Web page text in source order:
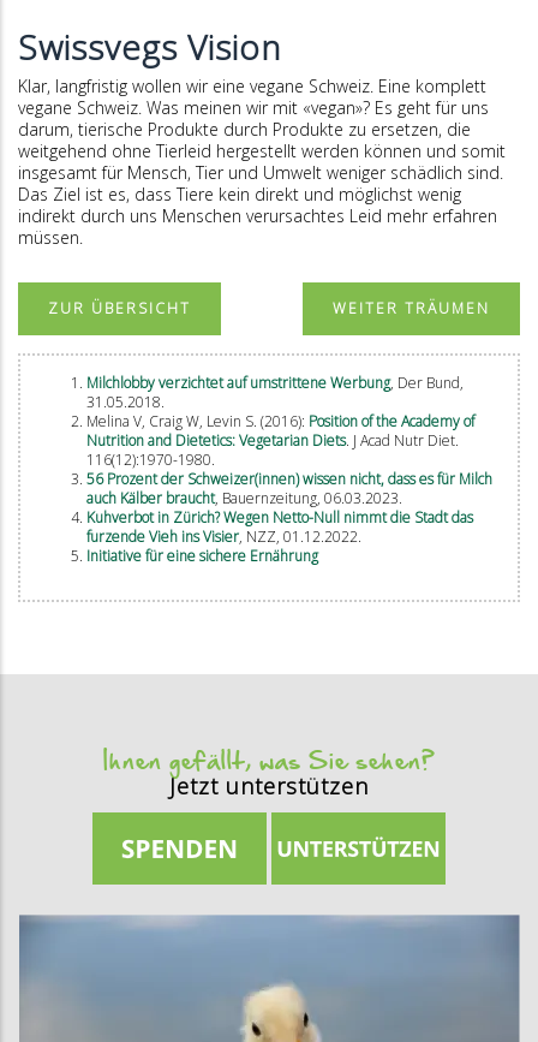
Swissvegs Vision
Klar, langfristig wollen wir eine vegane Schweiz. Eine komplett
vegane Schweiz. Was meinen wir mit «vegan»? Es geht für uns
darum, tierische Produkte durch Produkte zu ersetzen, die
weitgehend ohne Tierleid hergestellt werden können und somit
insgesamt für Mensch, Tier und Umwelt weniger schädlich sind.
Das Ziel ist es, dass Tiere kein direkt und möglichst wenig
indirekt durch uns Menschen verursachtes Leid mehr erfahren
müssen.
ZUR ÜBERSICHT WEITER TRÄUMEN
Milchlobby verzichtet auf umstrittene Werbung, Der Bund,
31.05.2018.
Melina V, Craig W, Levin S. (2016): Position of the Academy of
Nutrition and Dietetics: Vegetarian Diets. J Acad Nutr Diet.
116(12):1970-1980.
56 Prozent der Schweizer(innen) wissen nicht, dass es für Milch
auch Kälber braucht, Bauernzeitung, 06.03.2023.
Kuhverbot in Zürich? Wegen Netto-Null nimmt die Stadt das
furzende Vieh ins Visier, NZZ, 01.12.2022.
Initiative für eine sichere Ernährung
Ihnen gefällt, was Sie sehen?
Jetzt unterstützen